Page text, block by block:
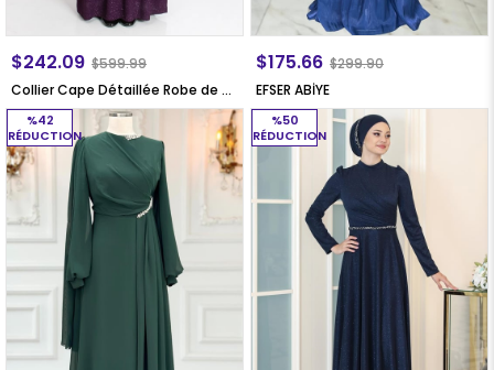
Collier Cape Détaillée Robe de Soirée Prune MDA2214
$242.09 $599.99
EFSER ABİYE
$175.66 $299.90
%42
RÉDUCTION
%50
RÉDUCTION